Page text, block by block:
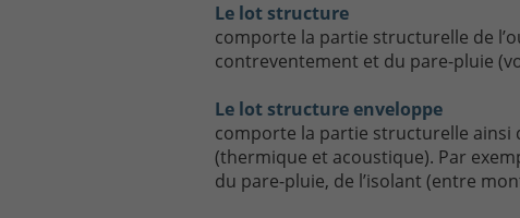
Le lot structure
comporte la partie structurelle de
contreventement et du pare-pluie
Le lot structure enveloppe
comporte la partie structurelle ainsi
(thermique et acoustique). Par
du pare-pluie, de l’isolant (entre